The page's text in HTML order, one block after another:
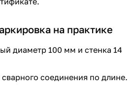
на практике
диаметр 100 мм и стенка 14
соединения по длине.